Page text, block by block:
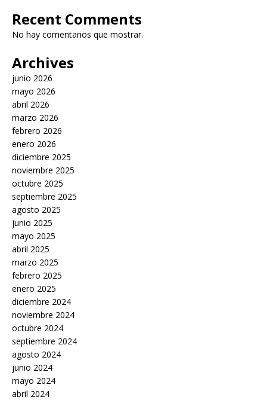
Recent Comments
No hay comentarios que mostrar.
Archives
junio 2026
mayo 2026
abril 2026
marzo 2026
febrero 2026
enero 2026
diciembre 2025
noviembre 2025
octubre 2025
septiembre 2025
agosto 2025
junio 2025
mayo 2025
abril 2025
marzo 2025
febrero 2025
enero 2025
diciembre 2024
noviembre 2024
octubre 2024
septiembre 2024
agosto 2024
junio 2024
mayo 2024
abril 2024